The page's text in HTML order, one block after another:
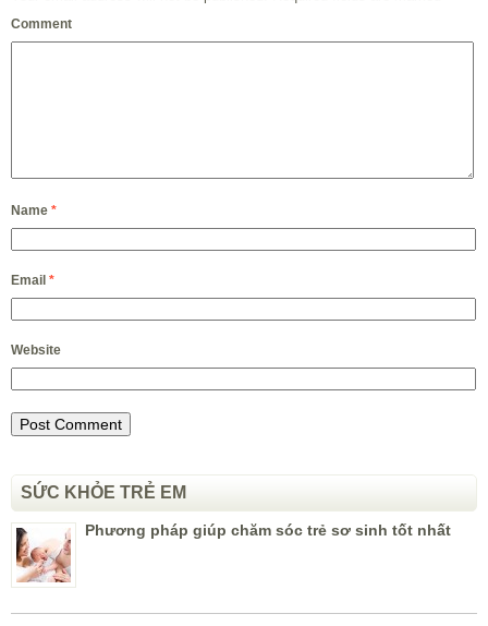
Comment
Name *
Email *
Website
SỨC KHỎE TRẺ EM
Phương pháp giúp chăm sóc trẻ sơ sinh tốt nhất